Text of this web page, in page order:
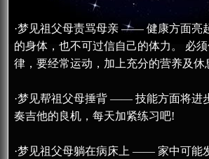
·梦见祖父母责骂母亲 —— 健康方面亮
的身体，也不可过信自己的体力。 必
律，要经常运动，加上充分的营养及休
·梦见帮祖父母捶背 —— 技能方面将进
奏吉他的良机，每天加紧练习吧!
·梦见祖父母躺在病床上 —— 家中可能